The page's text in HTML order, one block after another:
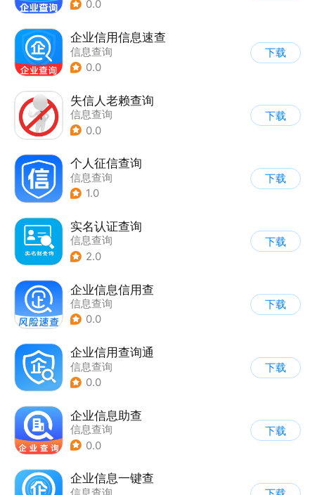
0.0
企业信用信息速查
信息查询
0.0
下载
失信人老赖查询
信息查询
0.0
下载
个人征信查询
信息查询
1.0
下载
实名认证查询
信息查询
2.0
下载
企业信息信用查
信息查询
0.0
下载
企业信用查询通
信息查询
0.0
下载
企业信息助查
信息查询
0.0
下载
企业信息一键查